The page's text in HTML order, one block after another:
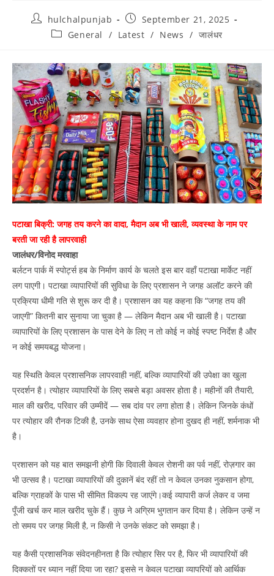
hulchalpunjab
September 21, 2025
General
/ Latest / News / जालंधर
पटाखा बिक्री: जगह तय करने का वादा, मैदान अब भी खाली, व्यवस्था के नाम पर
बरती जा रही है लापरवाही
जालंधर/विनोद मरवाहा
बर्लटन पार्क में स्पोर्ट्स हब के निर्माण कार्य के चलते इस बार वहाँ पटाखा मार्केट नहीं
लग पाएगी। पटाखा व्यापारियों की सुविधा के लिए प्रशासन ने जगह अलॉट करने की
प्रक्रिया धीमी गति से शुरू कर दी है। प्रशासन का यह कहना कि “जगह तय की
जाएगी” कितनी बार सुनाया जा चुका है — लेकिन मैदान अब भी खाली है। पटाखा
व्यापारियों के लिए प्रशासन के पास देने के लिए न तो कोई न कोई स्पष्ट निर्देश है और
न कोई समयबद्ध योजना।
यह स्थिति केवल प्रशासनिक लापरवाही नहीं, बल्कि व्यापारियों की उपेक्षा का खुला
प्रदर्शन है। त्योहार व्यापारियों के लिए सबसे बड़ा अवसर होता है। महीनों की तैयारी,
माल की खरीद, परिवार की उम्मीदें — सब दांव पर लगा होता है। लेकिन जिनके कंधों
पर त्योहार की रौनक टिकी है, उनके साथ ऐसा व्यवहार होना दुखद ही नहीं, शर्मनाक भी
है।
प्रशासन को यह बात समझनी होगी कि दिवाली केवल रोशनी का पर्व नहीं, रोज़गार का
भी उत्सव है। पटाखा व्यापारियों की दुकानें बंद रहीं तो न केवल उनका नुकसान होगा,
बल्कि ग्राहकों के पास भी सीमित विकल्प रह जाएंगे।कई व्यापारी कर्ज लेकर व जमा
पूँजी खर्च कर माल खरीद चुके हैं। कुछ ने अग्रिम भुगतान कर दिया है। लेकिन उन्हें न
तो समय पर जगह मिली है, न किसी ने उनके संकट को समझा है।
यह कैसी प्रशासनिक संवेदनहीनता है कि त्योहार सिर पर है, फिर भी व्यापारियों की
दिक्कतों पर ध्यान नहीं दिया जा रहा? इससे न केवल पटाखा व्यापरियों को आर्थिक